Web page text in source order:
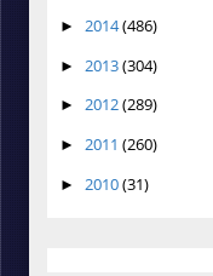
► 2014(486)
► 2013(304)
► 2012(289)
► 2011 (260)
► 2010(31)